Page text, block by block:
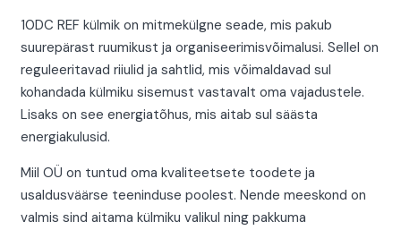
10DC REF külmik on mitmekülgne seade, mis pakub
suurepärast ruumikust ja organiseerimisvõimalusi. Sellel on
reguleeritavad riiulid ja sahtlid, mis võimaldavad sul
kohandada külmiku sisemust vastavalt oma vajadustele.
Lisaks on see energiatõhus, mis aitab sul säästa
energiakulusid.
Miil OÜ on tuntud oma kvaliteetsete toodete ja
usaldusväärse teeninduse poolest. Nende meeskond on
valmis sind aitama külmiku valikul ning pakkuma